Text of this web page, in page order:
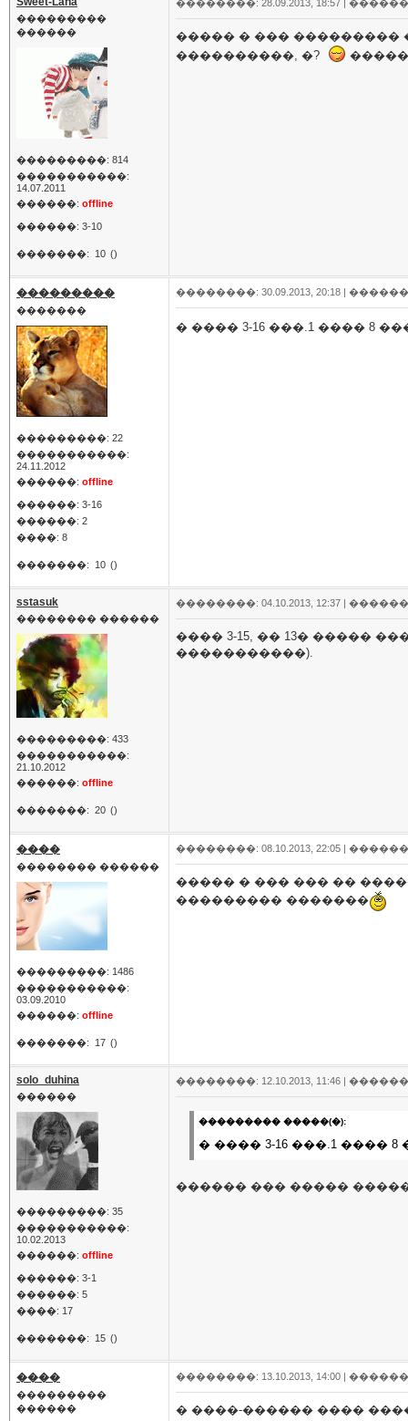
���������
������
���������: 814
�����������:
14.07.2011
������: offline
������: 3-10
�������: 10 ()
��������: 28.09.2013, 18:57 |
����� � ��� ���������
����������, �?
���������
�������
���������: 22
�����������:
24.11.2012
������: offline
������: 3-16
������: 2
����: 8
�������: 10 ()
��������: 30.09.2013, 20:18 |
� ���� 3-16 ���.1 ���� 8
sstasuk
�������� ������
���������: 433
�����������:
21.10.2012
������: offline
�������: 20 ()
��������: 04.10.2013, 12:37 |
���� 3-15, �� 13� �����
�����������).
����
�������� ������
���������: 1486
�����������:
03.09.2010
������: offline
�������: 17 ()
��������: 08.10.2013, 22:05 |
����� � ��� ��� ��
��������� �������
solo_duhina
������
���������: 35
�����������:
10.02.2013
������: offline
������: 3-1
������: 5
����: 17
�������: 15 ()
��������: 12.10.2013, 11:46 |
��������� �����(�):
� ���� 3-16 ���.1
������ ��� �����
����
���������
������
��������: 13.10.2013, 14:00 |
� ����-������ ����